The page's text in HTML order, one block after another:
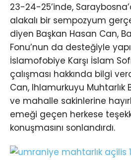
23-24-25’inde,
alakalı bir sempozyum
diyen Başkan Hasan Can,
Fonu’nun da desteğiyle
İslamofobiye Karşı İslam
çalışması hakkında bilgi
Can, Ihlamurkuyu Muhtarlık
ve mahalle sakinlerine
emeği geçen herkese
konuşmasını sonlandırdı.